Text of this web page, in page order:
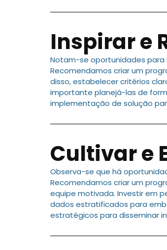
Inspirar e
Notam-se oportunidades para
Recomendamos criar um
disso, estabelecer critérios
importante planejá-las de
implementação de solução
Cultivar e
Observa-se que há
Recomendamos criar um
equipe motivada. Investir em
dados estratificados para
estratégicos para disseminar